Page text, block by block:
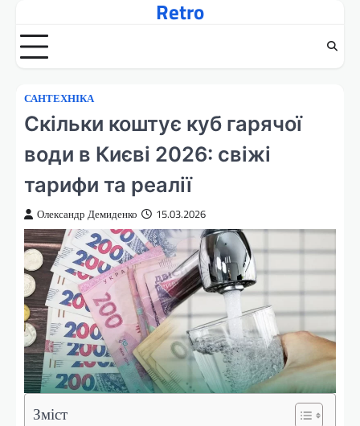
вмісту
Retro
САНТЕХНІКА
Скільки коштує куб гарячої
води в Києві 2026: свіжі
тарифи та реалії
Олександр Демиденко 15.03.2026
Зміст